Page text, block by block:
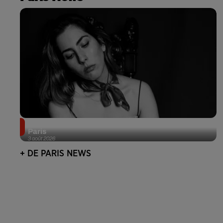
3 août 2026
Paris
+ DE PARIS NEWS